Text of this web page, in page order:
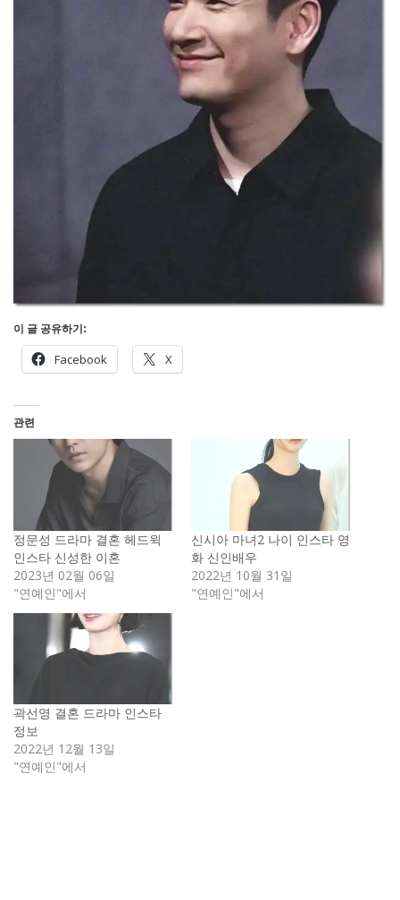
이 글 공유하기:
Facebook X
관련
정문성 드라마 결혼 헤드윅
인스타 신성한 이혼
2023년 02월 06일
"연예인"에서
신시아 마녀2 나이 인스타 영
화 신인배우
2022년 10월 31일
"연예인"에서
곽선영 결혼 드라마 인스타
정보
2022년 12월 13일
"연예인"에서